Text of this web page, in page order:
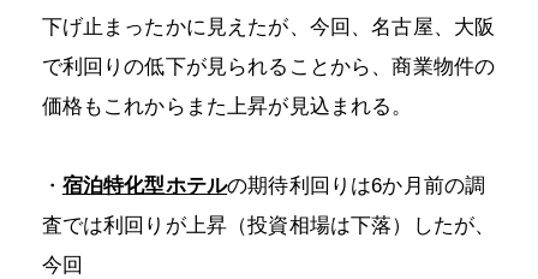
下げ止まったかに見えたが、今回、名古屋、大阪
で利回りの低下が見られることから、商業物件の
価格もこれからまた上昇が見込まれる。
・ 宿泊特化型ホテルの期待利回りは6か月前の調
査では利回りが上昇（投資相場は下落）したが、
今回